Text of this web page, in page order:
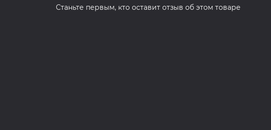
Cтаньте первым, кто оставит отзыв об этом товаре